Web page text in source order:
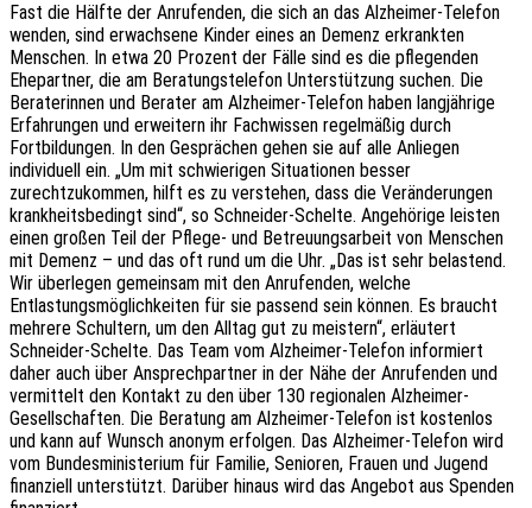
Fast die Hälfte der Anrufenden, die sich an das Alzheimer-Telefon
wenden, sind erwachsene Kinder eines an Demenz erkrankten
Menschen. In etwa 20 Prozent der Fälle sind es die pflegenden
Ehepartner, die am Beratungstelefon Unterstützung suchen. Die
Beraterinnen und Berater am Alzheimer-Telefon haben langjährige
Erfahrungen und erweitern ihr Fachwissen regelmäßig durch
Fortbildungen. In den Gesprächen gehen sie auf alle Anliegen
individuell ein. „Um mit schwierigen Situationen besser
zurechtzukommen, hilft es zu verstehen, dass die Veränderungen
krankheitsbedingt sind“, so Schneider-Schelte. Angehörige leisten
einen großen Teil der Pflege- und Betreuungsarbeit von Menschen
mit Demenz – und das oft rund um die Uhr. „Das ist sehr belastend.
Wir überlegen gemeinsam mit den Anrufenden, welche
Entlastungsmöglichkeiten für sie passend sein können. Es braucht
mehrere Schultern, um den Alltag gut zu meistern“, erläutert
Schneider-Schelte. Das Team vom Alzheimer-Telefon informiert
daher auch über Ansprechpartner in der Nähe der Anrufenden und
vermittelt den Kontakt zu den über 130 regionalen Alzheimer-
Gesellschaften. Die Beratung am Alzheimer-Telefon ist kostenlos
und kann auf Wunsch anonym erfolgen. Das Alzheimer-Telefon wird
vom Bundesministerium für Familie, Senioren, Frauen und Jugend
finanziell unterstützt. Darüber hinaus wird das Angebot aus Spenden